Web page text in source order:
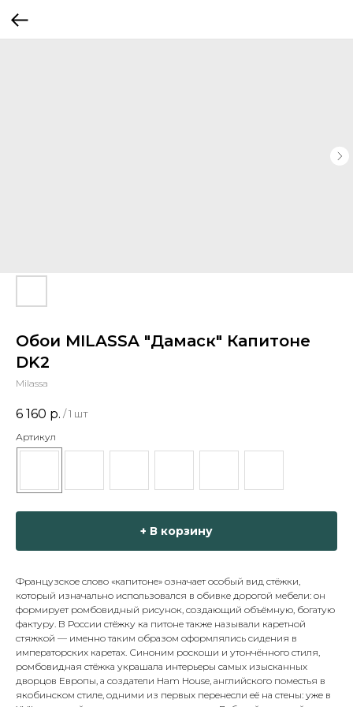
Обои MILASSA "Дамаск" Капитоне
DK2
Milassa
6 160 р. / 1 шт
Артикул
+ В корзину
Французское слово «капитоне» означает особый вид стёжки,
который изначально использовался в обивке дорогой мебели: он
формирует ромбовидный рисунок, создающий объёмную, богатую
фактуру. В России стёжку ка питоне также называли каретной
стяжкой — именно таким образом оформлялись сидения в
императорских каретах. Синоним роскоши и утончённого стиля,
ромбовидная стёжка украшала интерьеры самых изысканных
дворцов Европы, а создатели Ham House, английского поместья в
якобинском стиле, одними из первых перенесли её на стены: уже в